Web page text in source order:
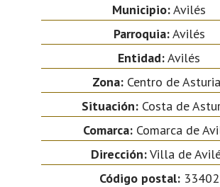
Municipio:Avilés
Parroquia:Avilés
Entidad:Avilés
Zona:Centro de
Situación: Costa de
Comarca: Comarca de
Dirección:Villa de
Código postal:33402